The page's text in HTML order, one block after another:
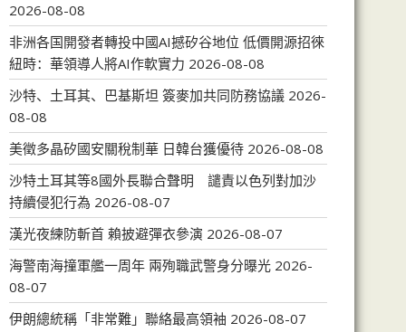
2026-08-08
非洲各国開發者轉投中國AI撼矽谷地位 低價開源招徠
紐時：華領導人將AI作軟實力 2026-08-08
沙特、土耳其、巴基斯坦 簽麥加共同防務協議 2026-
08-08
美徵多晶矽國安關稅制華 日韓台獲優待 2026-08-08
沙特土耳其等8國外長聯合聲明 譴責以色列對加沙
持續侵犯行為 2026-08-07
漢光夜練防斬首 賴披避彈衣參演 2026-08-07
海警南海撞軍艦一周年 兩殉職武警身分曝光 2026-
08-07
伊朗總統稱「非常難」聯絡最高領袖 2026-08-07